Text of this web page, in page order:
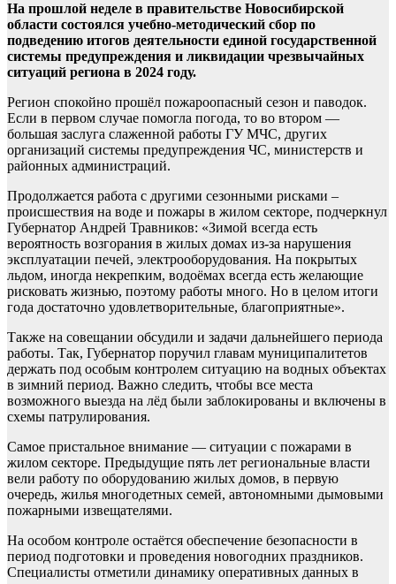
На прошлой неделе в правительстве Новосибирской
области состоялся учебно-методический сбор по
подведению итогов деятельности единой государственной
системы предупреждения и ликвидации чрезвычайных
ситуаций региона в 2024 году.
Регион спокойно прошёл пожароопасный сезон и паводок.
Если в первом случае помогла погода, то во втором —
большая заслуга слаженной работы ГУ МЧС, других
организаций системы предупреждения ЧС, министерств и
районных администраций.
Продолжается работа с другими сезонными рисками –
происшествия на воде и пожары в жилом секторе, подчеркнул
Губернатор Андрей Травников: «Зимой всегда есть
вероятность возгорания в жилых домах из-за нарушения
эксплуатации печей, электрооборудования. На покрытых
льдом, иногда некрепким, водоёмах всегда есть желающие
рисковать жизнью, поэтому работы много. Но в целом итоги
года достаточно удовлетворительные, благоприятные».
Также на совещании обсудили и задачи дальнейшего периода
работы. Так, Губернатор поручил главам муниципалитетов
держать под особым контролем ситуацию на водных объектах
в зимний период. Важно следить, чтобы все места
возможного выезда на лёд были заблокированы и включены в
схемы патрулирования.
Самое пристальное внимание — ситуации с пожарами в
жилом секторе. Предыдущие пять лет региональные власти
вели работу по оборудованию жилых домов, в первую
очередь, жилья многодетных семей, автономными дымовыми
пожарными извещателями.
На особом контроле остаётся обеспечение безопасности в
период подготовки и проведения новогодних праздников.
Специалисты отметили динамику оперативных данных в